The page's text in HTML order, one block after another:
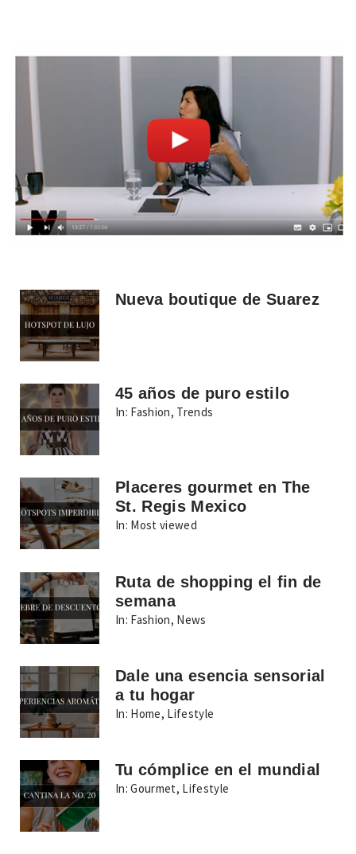
Nueva boutique de Suarez
45 años de puro estilo
In: Fashion, Trends
Placeres gourmet en The
St. Regis Mexico
In: Most viewed
Ruta de shopping el fin de
semana
In: Fashion, News
Dale una esencia sensorial
a tu hogar
In: Home, Lifestyle
Tu cómplice en el mundial
In: Gourmet, Lifestyle